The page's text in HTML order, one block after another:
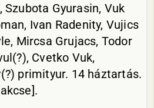
Szubota Gyurasin, Vuk
Ivan Radenity, Vujics
Mircsa Grujacs, Todor
Cvetko Vuk,
primityur. 14 háztartás.